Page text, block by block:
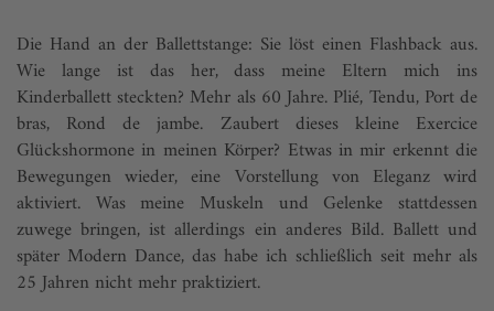
Die Hand an der Ballettstange: Sie löst einen Flashback aus.
Wie lange ist das her, dass meine Eltern mich ins
Kinderballett steckten? Mehr als 60 Jahre. Plié, Tendu, Port de
bras, Rond de jambe. Zaubert dieses kleine Exercice
Glückshormone in meinen Körper? Etwas in mir erkennt die
Bewegungen wieder, eine Vorstellung von Eleganz wird
aktiviert. Was meine Muskeln und Gelenke stattdessen
zuwege bringen, ist allerdings ein anderes Bild. Ballett und
später Modern Dance, das habe ich schließlich seit mehr als
25 Jahren nicht mehr praktiziert.